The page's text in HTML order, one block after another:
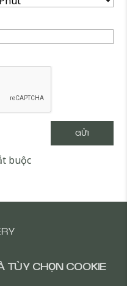
buộc
TÙY CHỌN COOKIE